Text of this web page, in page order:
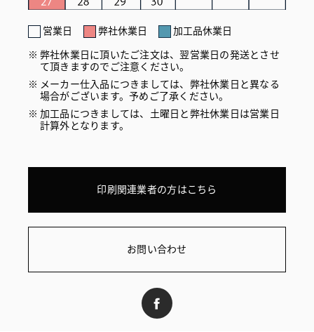
営業日 弊社休業日
加工品休業日
弊社休業日に頂いたご注文は、翌営業日の発送とさせ
て頂きますのでご注意ください。
メーカー仕入品につきましては、弊社休業日と異なる
場合がございます。予めご了承ください。
加工品につきましては、土曜日と弊社休業日は営業日
計算外となります。
印刷関連業者の方はこちら
お問い合わせ